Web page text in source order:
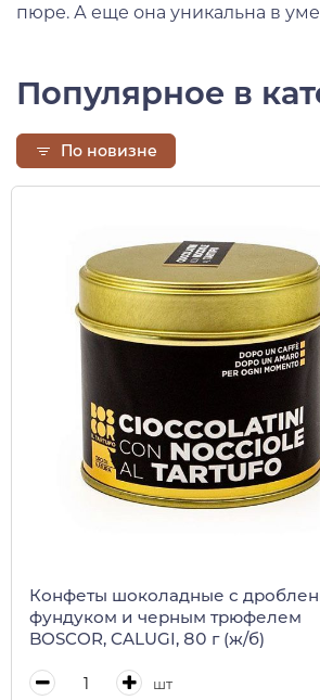
пюре. А еще она уникальна в
Популярное в
По новизне
Конфеты шоколадные с
фундуком и черным трюфелем
BOSCOR, CALUGI, 80 г (ж/б)
шт